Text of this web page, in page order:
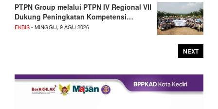
PTPN Group melalui PTPN IV Regional VII
Dukung Peningkatan Kompetensi…
EKBIS- MINGGU, 9 AGU 2026
NEXT